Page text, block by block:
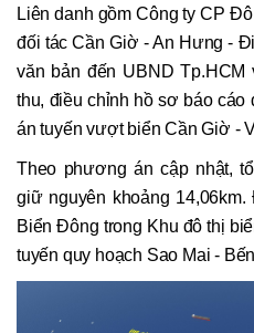
Liên danh gồm Công ty CP
đối tác Cần Giờ - An Hưng -
văn bản đến UBND
thu, điều chỉnh hồ sơ báo
án tuyến vượt biển Cần Giờ -
Theo phương án cập nhật,
giữ nguyên khoảng
Biển Đông trong Khu đô thị
tuyến quy hoạch Sao Mai -